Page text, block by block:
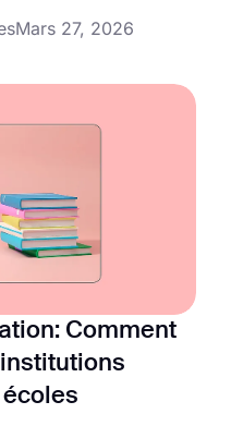
Mars 27, 2026
Comment